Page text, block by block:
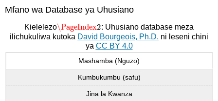
Mfano wa Database ya Uhusiano
Kielelezo\PageIndex2
\PageIndex2: Uhusiano database meza
ilichukuliwa kutoka David Bourgeois, Ph.D. ni leseni chini
ya CC BY 4.0
Mashamba (Nguzo)
Kumbukumbu (safu)
Jina la Kwanza